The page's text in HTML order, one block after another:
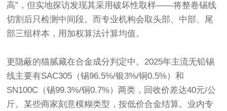
高”，但实地探访发现其采用破坏性取样——将整卷锡线
切割后只检测中间段。而专业机构会取头部、中部、尾
部三组样本，用加权算法计算均值。
更隐蔽的猫腻藏在合金成分判定中。2025年主流无铅锡
线主要有SAC305（锡96.5%/银3%/铜0.5%）和
SN100C（锡99.3%/铜0.7%）两类，回收价差达40元/公
斤。某些商家刻意模糊类型，按低价合金结算。业内专